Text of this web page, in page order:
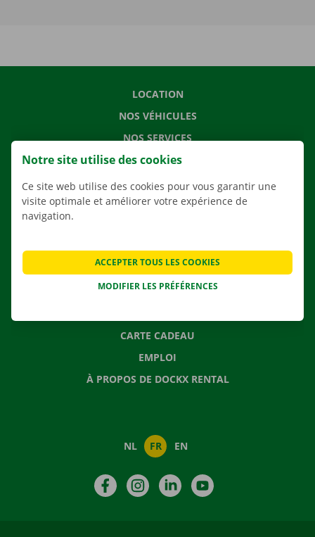
LOCATION
NOS VÉHICULES
NOS SERVICES
AGENCES
APPLI
SOLUTIONS DE DÉMÉNAGEMENT
CONTACTEZ NOUS
QUESTIONS FRÉQUENTES
CARTE CADEAU
EMPLOI
À PROPOS DE DOCKX RENTAL
NL FR EN
FacebookInstagramLinkedIn
Notre site utilise des cookies
Ce site web utilise des cookies pour vous garantir une
visite optimale et améliorer votre expérience de
navigation.
MODIFIER LES PRÉFÉRENCES
ACCEPTER TOUS LES COOKIES